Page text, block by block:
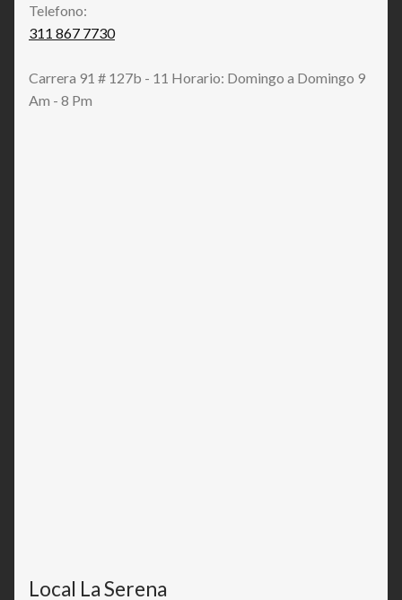
Telefono:
311 867 7730
Carrera 91 # 127b - 11 Horario: Domingo a Domingo 9
Am - 8 Pm
Local La Serena